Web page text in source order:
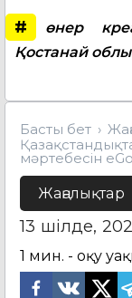
# өнер
Қостанай
Басты бет
мәртебесін
Жаңалықтар
13 шілде,
1 мин. - оқу